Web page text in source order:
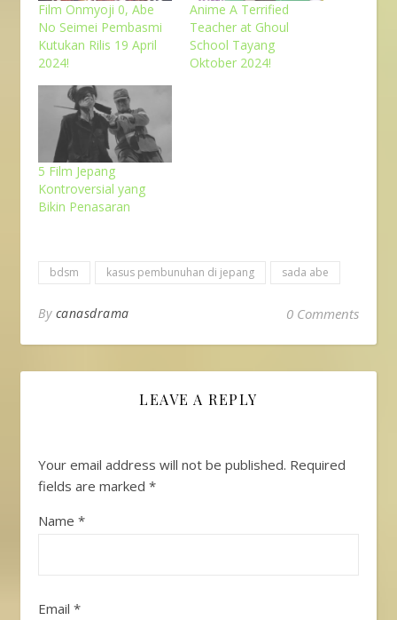
Film Onmyoji 0, Abe
No Seimei Pembasmi
Kutukan Rilis 19 April
2024!
Anime A Terrified
Teacher at Ghoul
School Tayang
Oktober 2024!
5 Film Jepang
Kontroversial yang
Bikin Penasaran
bdsm kasus pembunuhan di jepang sada abe
By canasdrama 0 Comments
LEAVE A REPLY
Your email address will not be published. Required
fields are marked *
Name *
Email *